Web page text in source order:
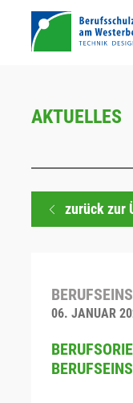
AKTUELLES
zurück zur
06. JANUAR